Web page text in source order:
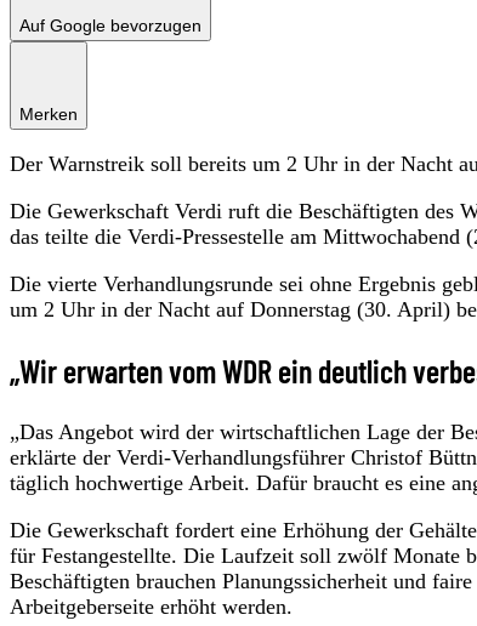
Auf Google bevorzugen
Merken
Der Warnstreik soll bereits um 2 Uhr in der Nacht
Die Gewerkschaft Verdi ruft die Beschäftigten des
das teilte die Verdi-Pressestelle am Mittwochabend
Die vierte Verhandlungsrunde sei ohne Ergebnis
um 2 Uhr in der Nacht auf Donnerstag (30. April)
„Wir erwarten vom WDR ein deutlich
„Das Angebot wird der wirtschaftlichen Lage der
erklärte der Verdi-Verhandlungsführer Christof
täglich hochwertige Arbeit. Dafür braucht es eine
Die Gewerkschaft fordert eine Erhöhung der
für Festangestellte. Die Laufzeit soll zwölf Monate
Beschäftigten brauchen Planungssicherheit und
Arbeitgeberseite erhöht werden.